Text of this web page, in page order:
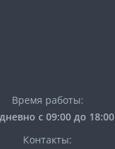
Время работы:
с 09:00 до 18:00
Контакты: